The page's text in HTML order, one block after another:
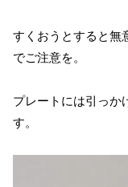
すくおうとすると無
でご注意を。
プレートには引っか
す。